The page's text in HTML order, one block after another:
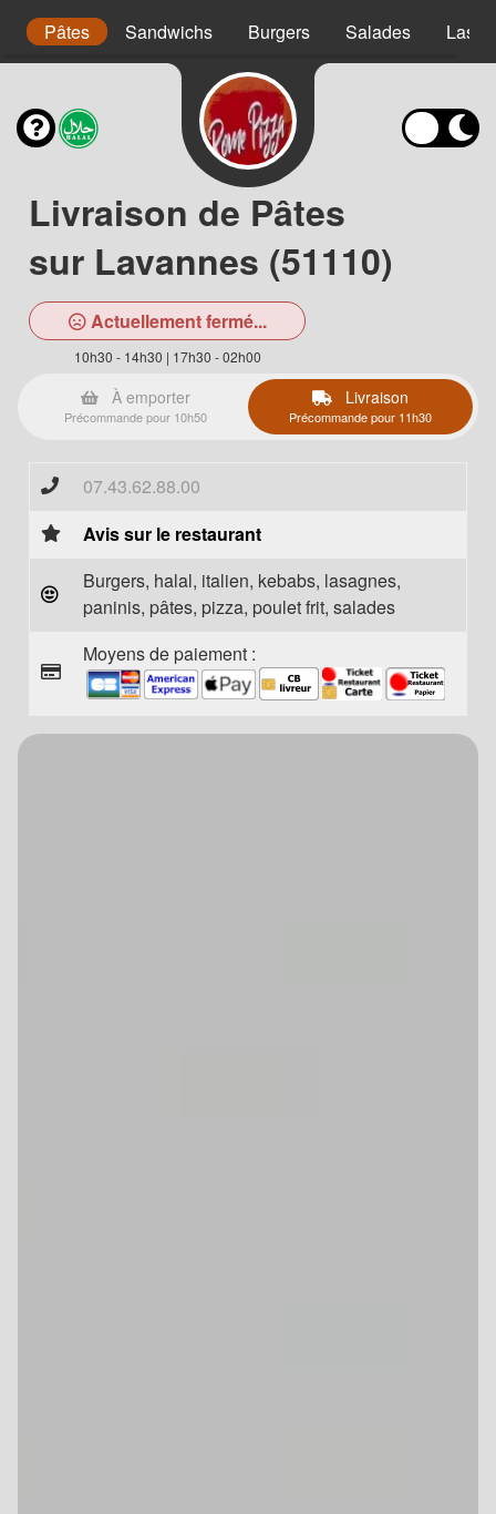
Pâtes Sandwichs Burgers Salades
Livraison de Pâtes
sur Lavannes (51110)
Actuellement fermé...
10h30 - 14h30 | 17h30 - 02h00
À emporter
Précommande pour 10h50
Livraison
Précommande pour 11h30
07.43.62.88.00
Avis sur le restaurant
Burgers, halal, italien, kebabs, lasagnes,
paninis, pâtes, pizza, poulet frit, salades
Moyens de paiement :